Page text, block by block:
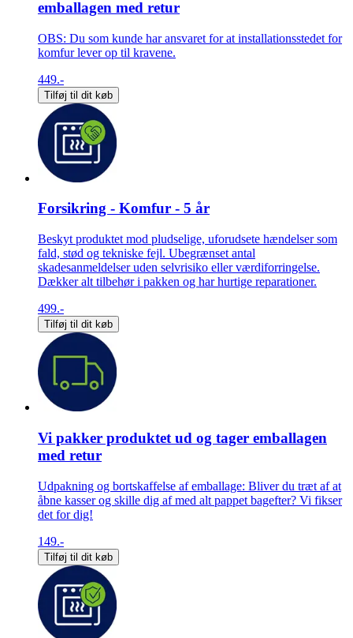
emballagen med retur
OBS: Du som kunde har ansvaret for at installationsstedet for
komfur lever op til kravene.
449.-
Tilføj til dit køb
Forsikring - Komfur - 5 år
Beskyt produktet mod pludselige, uforudsete hændelser som
fald, stød og tekniske fejl. Ubegrænset antal
skadesanmeldelser uden selvrisiko eller værdiforringelse.
Dækker alt tilbehør i pakken og har hurtige reparationer.
499.-
Tilføj til dit køb
Vi pakker produktet ud og tager emballagen
med retur
Udpakning og bortskaffelse af emballage: Bliver du træt af at
åbne kasser og skille dig af med alt pappet bagefter? Vi fikser
det for dig!
149.-
Tilføj til dit køb